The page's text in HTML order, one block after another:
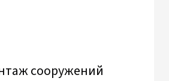
сооружений